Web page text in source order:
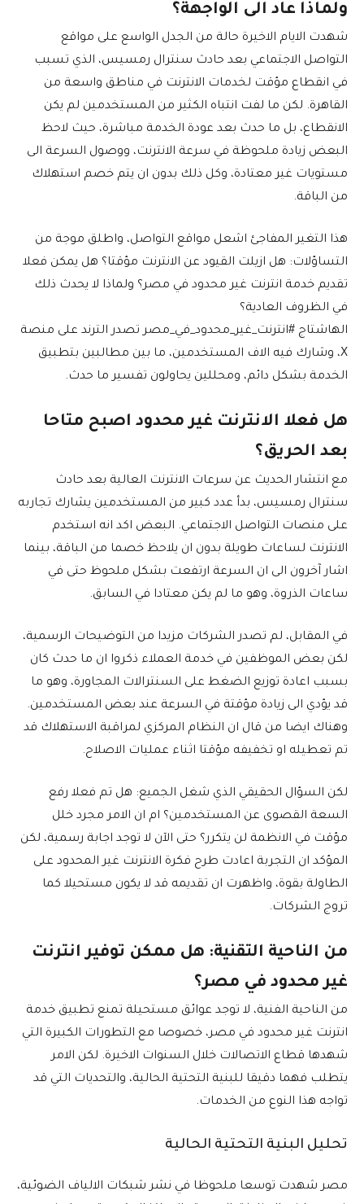
ولماذا عاد الى الواجهة؟
شهدت الايام الاخيرة حالة من الجدل الواسع على مواقع
التواصل الاجتماعي بعد حادث سنترال رمسيس، الذي تسبب
في انقطاع مؤقت لخدمات الانترنت في مناطق واسعة من
القاهرة. لكن ما لفت انتباه الكثير من المستخدمين لم يكن
الانقطاع، بل ما حدث بعد عودة الخدمة مباشرة، حيث لاحظ
البعض زيادة ملحوظة في سرعة الانترنت، ووصول السرعة الى
مستويات غير معتادة، وكل ذلك بدون ان يتم خصم استهلاك
من الباقة.
هذا التغير المفاجئ اشعل مواقع التواصل، واطلق موجة من
التساؤلات: هل ازيلت القيود عن الانترنت مؤقتا؟ هل يمكن فعلا
تقديم خدمة انترنت غير محدود في مصر؟ ولماذا لا يحدث ذلك
في الظروف العادية؟
الهاشتاج #انترنت_غير_محدود_في_مصر تصدر الترند على منصة
X، وشارك فيه الاف المستخدمين، ما بين مطالبين بتطبيق
الخدمة بشكل دائم، ومحللين يحاولون تفسير ما حدث.
هل فعلا الانترنت غير محدود اصبح متاحا
بعد الحريق؟
مع انتشار الحديث عن سرعات الانترنت العالية بعد حادث
سنترال رمسيس، بدأ عدد كبير من المستخدمين يشارك تجاربه
على منصات التواصل الاجتماعي. البعض اكد انه استخدم
الانترنت لساعات طويلة بدون ان يلاحظ خصما من الباقة، بينما
اشار آخرون الى ان السرعة ارتفعت بشكل ملحوظ حتى في
ساعات الذروة، وهو ما لم يكن معتادا في السابق.
في المقابل، لم تصدر الشركات مزيدا من التوضيحات الرسمية،
لكن بعض الموظفين في خدمة العملاء ذكروا ان ما حدث كان
بسبب اعادة توزيع الضغط على السنترالات المجاورة، وهو ما
قد يؤدي الى زيادة مؤقتة في السرعة عند بعض المستخدمين.
وهناك ايضا من قال ان النظام المركزي لمراقبة الاستهلاك قد
تم تعطيله او تخفيفه مؤقتا اثناء عمليات الاصلاح.
لكن السؤال الحقيقي الذي شغل الجميع: هل تم فعلا رفع
السعة القصوى عن المستخدمين؟ ام ان الامر مجرد خلل
مؤقت في الانظمة لن يتكرر؟ حتى الآن لا توجد اجابة رسمية، لكن
المؤكد ان التجربة اعادت طرح فكرة الانترنت غير المحدود على
الطاولة بقوة، واظهرت ان تقديمه قد لا يكون مستحيلا كما
تروج الشركات.
من الناحية التقنية: هل ممكن توفير انترنت
غير محدود في مصر؟
من الناحية الفنية، لا توجد عوائق مستحيلة تمنع تطبيق خدمة
انترنت غير محدود في مصر، خصوصا مع التطورات الكبيرة التي
شهدها قطاع الاتصالات خلال السنوات الاخيرة. لكن الامر
يتطلب فهما دقيقا للبنية التحتية الحالية، والتحديات التي قد
تواجه هذا النوع من الخدمات.
تحليل البنية التحتية الحالية
مصر شهدت توسعا ملحوظا في نشر شبكات الالياف الضوئية،